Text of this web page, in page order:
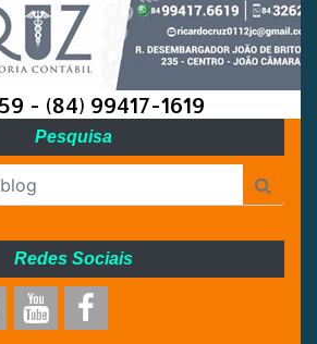
- (84) 99417-1619
Pesquisa
Redes Sociais